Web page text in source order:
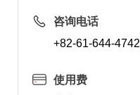
咨询电话
+82-61-644-4742
使用费